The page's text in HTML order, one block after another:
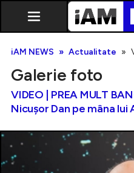
Exclusiv
iAM NEWS Actualitate
Galerie foto
VIDEO | PREA MULT
Nicușor Dan pe mâna lui